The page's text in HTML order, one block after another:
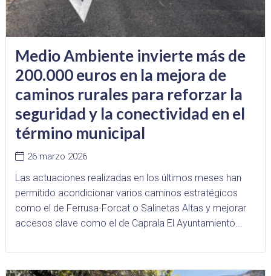
Medio Ambiente invierte más de
200.000 euros en la mejora de
caminos rurales para reforzar la
seguridad y la conectividad en el
término municipal
26 marzo 2026
Las actuaciones realizadas en los últimos meses han
permitido acondicionar varios caminos estratégicos
como el de Ferrusa-Forcat o Salinetas Altas y mejorar
accesos clave como el de Caprala El Ayuntamiento...